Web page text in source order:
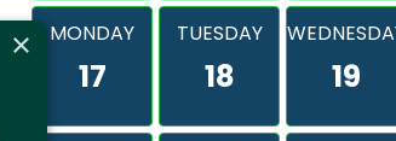
MONDAY
17
TUESDAY
18 19
×